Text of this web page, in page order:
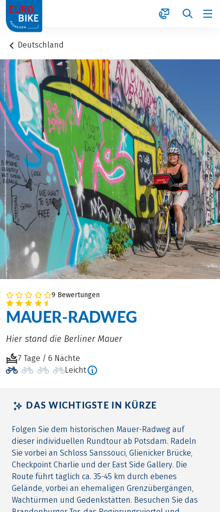
1
Deutschland
9 Bewertungen
MAUER-RADWEG
Hier stand die Berliner Mauer
7 Tage / 6 Nächte
Leicht
DAS WICHTIGSTE IN KÜRZE
Folgen Sie dem historischen Mauer-Radweg auf
dieser individuellen Rundtour ab Potsdam. Radeln
Sie vorbei an Schloss Sanssouci, Glienicker Brücke,
Checkpoint Charlie und der East Side Gallery. Die
Route führt täglich ca. 35-45 km durch ebenes
Gelände, vorbei an ehemaligen Grenzübergängen,
Wachtürmen und Gedenkstätten. Besuchen Sie das